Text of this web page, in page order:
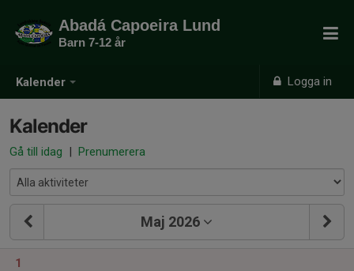
Kalender Logga in
Abadá Capoeira Lund
Barn 7-12 år
Kalender
Gå till idag | Prenumerera
Maj 2026
1